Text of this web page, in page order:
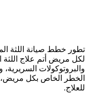
تطور خطط صيانة اللثة
لكل مريض أتم علاج اللثة
والبروتوكولات
الخطر الخاص بكل مريض،
للعلاج.